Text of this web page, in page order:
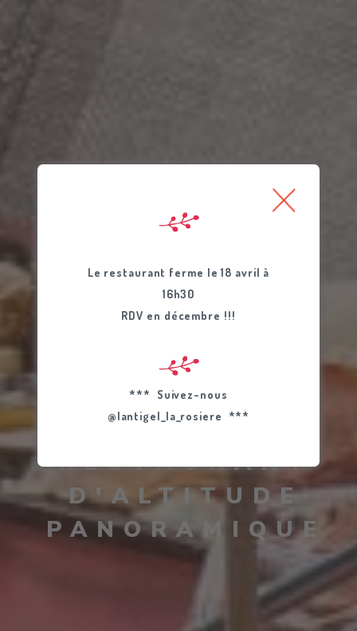
VOTRE
RESTAURANT
D'ALTITUDE
PANORAMIQUE
Le restaurant ferme le 18 avril à
16h30
RDV en décembre !!!
*** Suivez-nous
@lantigel_la_rosiere ***